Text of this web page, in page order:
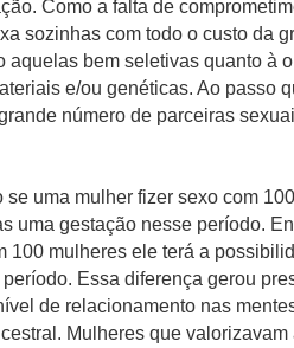
Como a falta de
sozinhas com todo o custo da
aquelas bem seletivas quanto à
e/ou genéticas. Ao passo
número de parceiras
uma mulher fizer sexo com
uma gestação nesse período.
100 mulheres ele terá a
Essa diferença gerou
de relacionamento nas
Mulheres que